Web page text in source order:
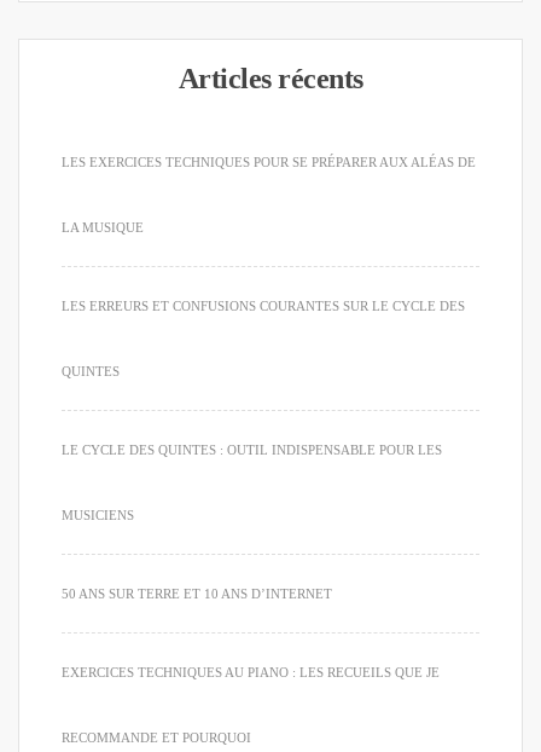
Articles récents
LES EXERCICES TECHNIQUES POUR SE PRÉPARER AUX ALÉAS DE
LA MUSIQUE
LES ERREURS ET CONFUSIONS COURANTES SUR LE CYCLE DES
QUINTES
LE CYCLE DES QUINTES : OUTIL INDISPENSABLE POUR LES
MUSICIENS
50 ANS SUR TERRE ET 10 ANS D’INTERNET
EXERCICES TECHNIQUES AU PIANO : LES RECUEILS QUE JE
RECOMMANDE ET POURQUOI